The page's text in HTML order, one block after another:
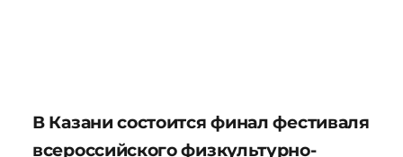
В Казани состоится финал фестиваля
всероссийского физкультурно-